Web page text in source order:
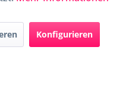
Konfigurieren